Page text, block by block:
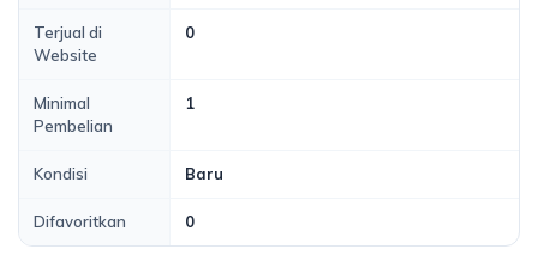
Terjual di
Website
0
Minimal
Pembelian
1
Kondisi Baru
Difavoritkan 0